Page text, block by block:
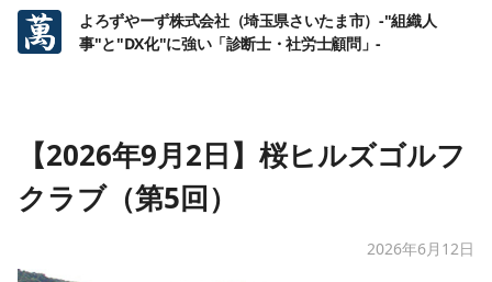
よろずやーず株式会社（埼玉県さいたま市）-"組織人
事"と"DX化"に強い「診断士・社労士顧問」-
【2026年9月2日】桜ヒルズゴルフ
クラブ（第5回）
2026年6月12日